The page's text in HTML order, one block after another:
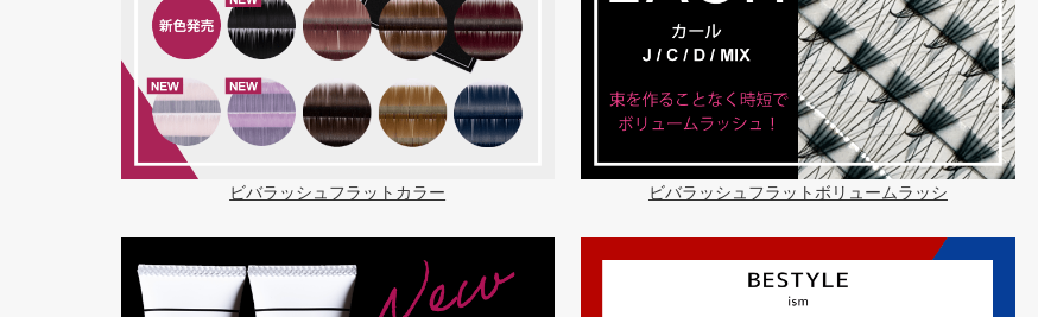
ビバラッシュフラットカラー ビバラッシュフラットボリュームラッシ